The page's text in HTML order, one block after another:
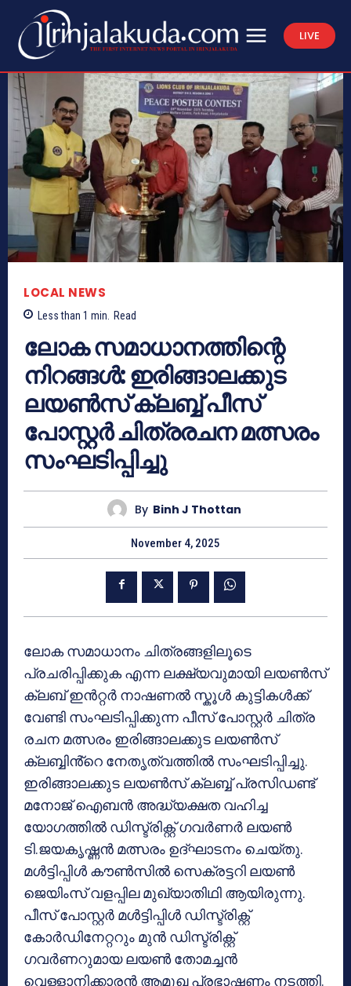
LIVE
LOCAL NEWS
Less than 1 min. Read
ലോക സമാധാനത്തിന്റെ
നിറങ്ങൾ: ഇരിങ്ങാലക്കുട
ലയൺസ് ക്ലബ്ബ് പീസ്
പോസ്റ്റർ ചിത്രരചന മത്സരം
സംഘടിപ്പിച്ചു
By Binh J Thottan
November 4, 2025
ലോക സമാധാനം ചിത്രങ്ങളിലൂടെ
പ്രചരിപ്പിക്കുക എന്ന ലക്ഷ്യവുമായി ലയൺസ്
ക്ലബ് ഇൻറ്റർ നാഷണൽ സ്കൂൾ കുട്ടികൾക്ക്
വേണ്ടി സംഘടിപ്പിക്കുന്ന പീസ് പോസ്റ്റർ ചിത്ര
രചന മത്സരം ഇരിങ്ങാലക്കുട ലയൺസ്
ക്ലബ്ബിൻ്റെ നേതൃത്വത്തിൽ സംഘടിപ്പിച്ചു.
ഇരിങ്ങാലക്കുട ലയൺസ് ക്ലബ്ബ് പ്രസിഡണ്ട്
മനോജ് ഐബൻ അദ്ധ്യക്ഷത വഹിച്ച
യോഗത്തിൽ ഡിസ്ട്രിക്റ്റ് ഗവർണർ ലയൺ
ടി.ജയകൃഷ്ണൻ മത്സരം ഉദ്ഘാടനം ചെയ്തു.
മൾട്ടിപ്പിൾ കൗൺസിൽ സെക്രട്ടറി ലയൺ
ജെയിംസ് വളപ്പില മുഖ്യാതിഥി ആയിരുന്നു.
പീസ് പോസ്റ്റർ മൾട്ടിപ്പിൾ ഡിസ്ട്രിക്റ്റ്
കോർഡിനേറ്ററും മുൻ ഡിസ്ട്രിക്റ്റ്
ഗവർണറുമായ ലയൺ തോമച്ചൻ
വെള്ളാനിക്കാരൻ ആമുഖ പ്രഭാഷണം നടത്തി.